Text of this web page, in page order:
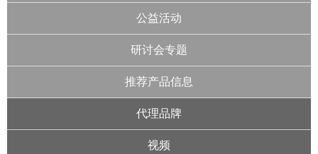
公益活动
研讨会专题
推荐产品信息
代理品牌
视频